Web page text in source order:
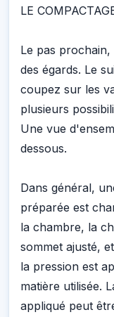
LE
Le pas
des égards. Le
coupez sur les
plusieurs
Une vue
dessous.
Dans général,
préparée est
la chambre, la
sommet ajusté, et
la pression est
matière utilisée.
appliqué peut